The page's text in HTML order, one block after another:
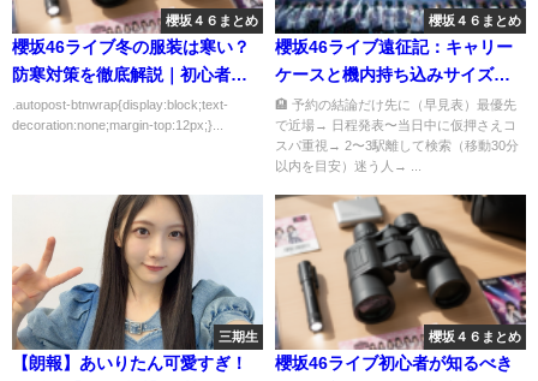
櫻坂４６まとめ
櫻坂46ライブ冬の服装は寒い？
防寒対策を徹底解説｜初心者向
けにわかりやすく解説
.autopost-btnwrap{display:block;text-
decoration:none;margin-top:12px;}...
櫻坂４６まとめ
櫻坂46ライブ遠征記：キャリー
ケースと機内持ち込みサイズの
話
🏨 予約の結論だけ先に（早見表）最優先
で近場→ 日程発表〜当日中に仮押さえコ
スパ重視→ 2〜3駅離して検索（移動30分
以内を目安）迷う人→ ...
三期生
【朗報】あいりたん可愛すぎ！
櫻坂４６まとめ
櫻坂46ライブ初心者が知るべき